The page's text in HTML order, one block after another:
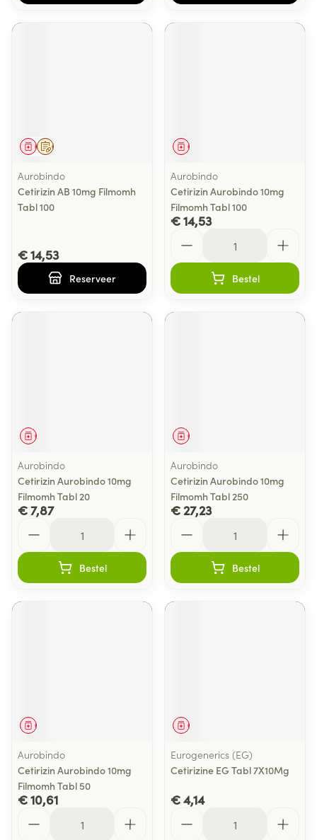
Op voorschrift
Geneesmiddel
Aurobindo
Cetirizin AB 10mg Filmomh
Tabl 100
€ 14,53
Reserveer
Geneesmiddel
Aurobindo
Cetirizin Aurobindo 10mg
Filmomh Tabl 100
€ 14,53
Bestel
Geneesmiddel
Aurobindo
Cetirizin Aurobindo 10mg
Filmomh Tabl 20
€ 7,87
Bestel
Geneesmiddel
Aurobindo
Cetirizin Aurobindo 10mg
Filmomh Tabl 250
€ 27,23
Bestel
Geneesmiddel
Aurobindo
Cetirizin Aurobindo 10mg
Filmomh Tabl 50
€ 10,61
Geneesmiddel
Eurogenerics (EG)
Cetirizine EG Tabl 7X10Mg
€ 4,14